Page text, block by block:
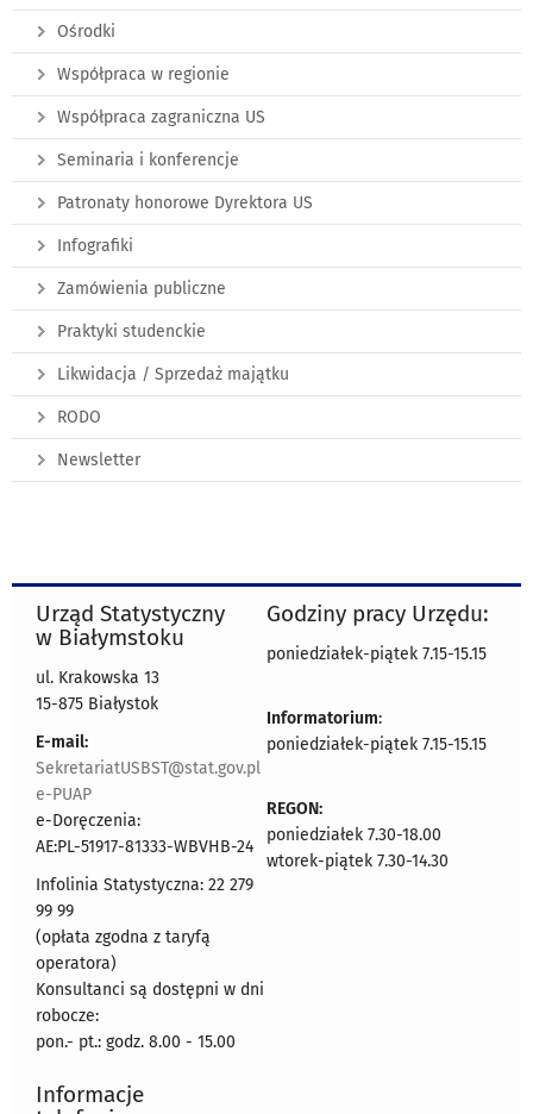
Ośrodki
Współpraca w regionie
Współpraca zagraniczna US
Seminaria i konferencje
Patronaty honorowe Dyrektora US
Infografiki
Zamówienia publiczne
Praktyki studenckie
Likwidacja / Sprzedaż majątku
RODO
Newsletter
Urząd Statystyczny
w Białymstoku
ul. Krakowska 13
15-875 Białystok
E-mail:
SekretariatUSBST@stat.gov.pl
e-PUAP
e-Doręczenia:
AE:PL-51917-81333-WBVHB-24
Infolinia Statystyczna: 22 279
99 99
(opłata zgodna z taryfą
operatora)
Konsultanci są dostępni w dni
robocze:
pon.- pt.: godz. 8.00 - 15.00
Godziny pracy Urzędu:
poniedziałek-piątek 7.15-15.15
Informatorium:
poniedziałek-piątek 7.15-15.15
REGON:
poniedziałek 7.30-18.00
wtorek-piątek 7.30-14.30
Informacje